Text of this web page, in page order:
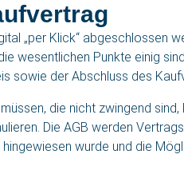
„per Klick“ abgeschlossen
wesentlichen Punkte einig
sowie der Abschluss des
die nicht zwingend
Die AGB werden
wurde und die